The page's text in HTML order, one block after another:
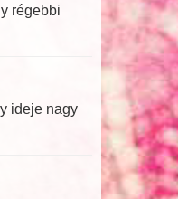
régebbi
ideje nagy